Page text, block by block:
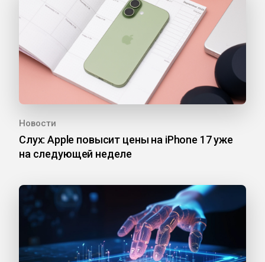
Новости
Слух: Apple повысит цены на iPhone 17 уже
на следующей неделе